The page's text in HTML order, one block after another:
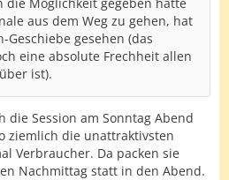
aus dem Weg zu gehen, hat
gesehen (das
eine absolute Frechheit allen
ist).
die Session am Sonntag Abend
ziemlich die unattraktivsten
Verbraucher. Da packen sie
Nachmittag statt in den Abend.